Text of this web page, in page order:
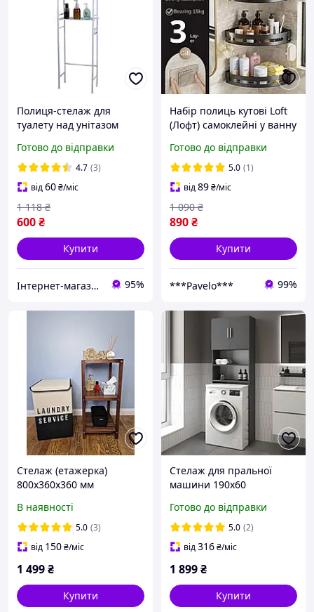
Полиця-стелаж для
туалету над унітазом
Готово до відправки
4.7 (3)
від60₴/міс
600₴
1 118 ₴
Купити
Інтернет-магазин "VINT" 95%
Набір полиць кутові Loft
(Лофт) самоклейні у ванну
пластикові Чорний (3шт),
WUKE
Готово до відправки
5.0 (1)
від89₴/міс
890₴
1 090 ₴
Купити
***Pavelo*** 99%
Стелаж (етажерка)
800х360х360 мм
натурального дерева 3
полички Коричневий
В наявності
5.0 (3)
від 150₴/міс
1 499₴
Купити
Стелаж для пральної
машини 190х60
у ванну, туалет, шафка
для рушників
Готово до відправки
5.0 (2)
від316₴/міс
1 899₴
Купити